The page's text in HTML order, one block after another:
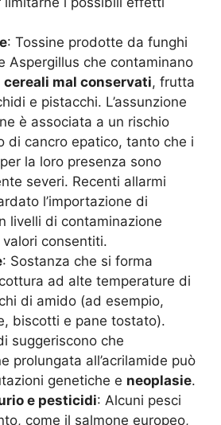
: Tossine prodotte da funghi
Aspergillus che contaminano
cereali mal conservati, frutta
e pistacchi. L’assunzione
è associata a un rischio
di cancro epatico, tanto che i
la loro presenza sono
severi. Recenti allarmi
l’importazione di
livelli di contaminazione
consentiti.
: Sostanza che si forma
ad alte temperature di
di amido (ad esempio,
biscotti e pane tostato).
suggeriscono che
prolungata all’acrilamide può
genetiche e neoplasie.
e pesticidi: Alcuni pesci
come il salmone europeo,